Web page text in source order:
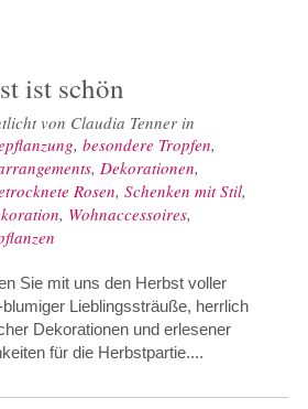
ist schön
von Claudia Tenner in
, besondere Tropfen,
, Dekorationen,
Rosen, Schenken mit Stil,
, Wohnaccessoires,
Sie mit uns den Herbst voller
Lieblingssträuße, herrlich
Dekorationen und erlesener
für die Herbstpartie....